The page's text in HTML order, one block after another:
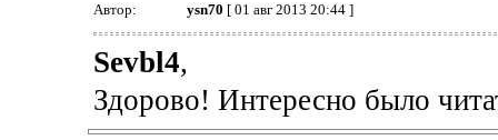
Автор: ysn70 [ 01 авг 2013 20:44 ]
Sevbl4,
Здорово! Интересно было